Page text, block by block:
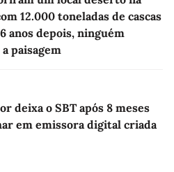
12.000 toneladas de cascas
anos depois, ninguém
paisagem
deixa o SBT após 8 meses
em emissora digital criada